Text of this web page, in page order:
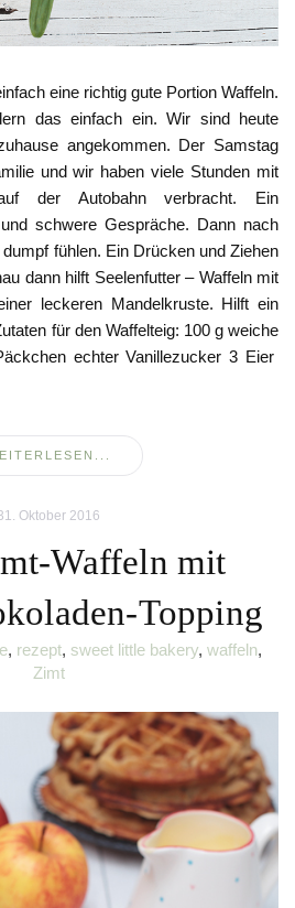
eine richtig gute Portion Waffeln.
das einfach ein. Wir sind heute
angekommen. Der Samstag
und wir haben viele Stunden mit
der Autobahn verbracht. Ein
schwere Gespräche. Dann nach
fühlen. Ein Drücken und Ziehen
dann hilft Seelenfutter – Waffeln mit
leckeren Mandelkruste. Hilft ein
für den Waffelteig: 100 g weiche
echter Vanillezucker 3 Eier
Oktober 2016
Waffeln mit
Topping
, rezept, sweet little bakery, waffeln,
Zimt